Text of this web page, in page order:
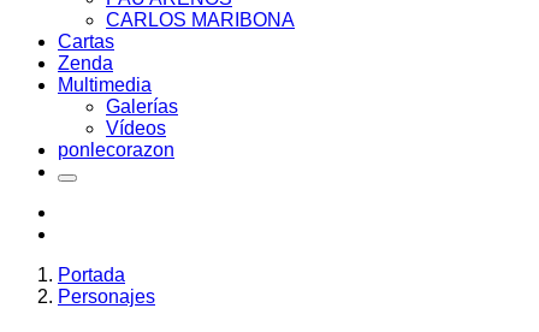
CARLOS MARIBONA
Cartas
Zenda
Multimedia
Galerías
Vídeos
ponlecorazon
Portada
Personajes